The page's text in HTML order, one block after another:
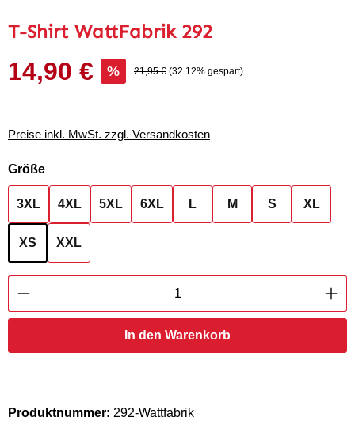
T-Shirt WattFabrik 292
Verkaufspreis:
14,90 € % Regulärer Preis:
21,95 € (32.12% gespart)
Preise inkl. MwSt. zzgl. Versandkosten
Größeauswählen
3XL 4XL 5XL 6XL L M S XL
XS XXL
Produkt Anzahl: Gib den gewünschten
In den Warenkorb
Produktnummer: 292-Wattfabrik